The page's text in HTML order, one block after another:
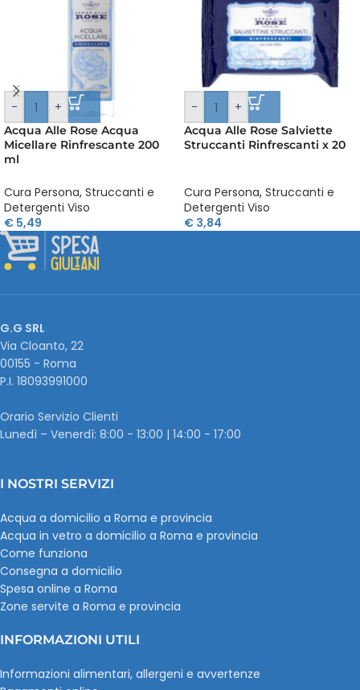
- +
Acqua Alle Rose Acqua
Micellare Rinfrescante 200
ml
Cura Persona, Struccanti e
Detergenti Viso
€ 5,49
- +
Acqua Alle Rose Salviette
Struccanti Rinfrescanti x 20
Cura Persona, Struccanti e
Detergenti Viso
€ 3,84
G.G SRL
Via Cloanto, 22
00155 - Roma
P.I. ‭18093991000
Orario Servizio Clienti
Lunedì – Venerdì: 8:00 - 13:00 | 14:00 - 17:00
I NOSTRI SERVIZI
Acqua a domicilio a Roma e provincia
Acqua in vetro a domicilio a Roma e provincia
Come funziona
Consegna a domicilio
Spesa online a Roma
Zone servite a Roma e provincia
INFORMAZIONI UTILI
Informazioni alimentari, allergeni e avvertenze